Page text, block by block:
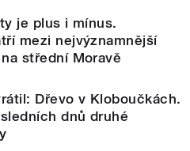
je plus i mínus.
mezi nejvýznamnější
střední Moravě
Dřevo v Kloboučkách.
dnů druhé